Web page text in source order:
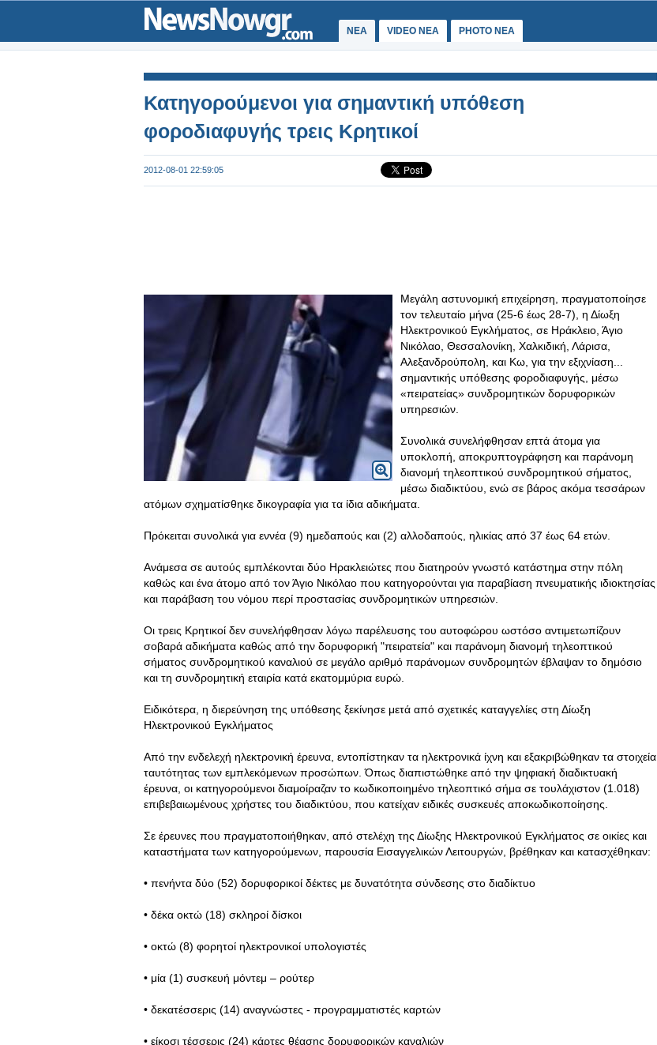
ΝΕΑ VIDEO NEA PHOTO NEA
Κατηγορούμενοι για σημαντική υπόθεση
φοροδιαφυγής τρεις Κρητικοί
2012-08-01 22:59:05
Μεγάλη αστυνομική επιχείρηση, πραγματοποίησε
τον τελευταίο μήνα (25-6 έως 28-7), η Δίωξη
Ηλεκτρονικού Εγκλήματος, σε Ηράκλειο, Άγιο
Νικόλαο, Θεσσαλονίκη, Χαλκιδική, Λάρισα,
Αλεξανδρούπολη, και Κω, για την εξιχνίαση...
σημαντικής υπόθεσης φοροδιαφυγής, μέσω
«πειρατείας» συνδρομητικών δορυφορικών
υπηρεσιών.
Συνολικά συνελήφθησαν επτά άτομα για
υποκλοπή, αποκρυπτογράφηση και παράνομη
διανομή τηλεοπτικού συνδρομητικού σήματος,
μέσω διαδικτύου, ενώ σε βάρος ακόμα τεσσάρων
ατόμων σχηματίσθηκε δικογραφία για τα ίδια αδικήματα.
Πρόκειται συνολικά για εννέα (9) ημεδαπούς και (2) αλλοδαπούς, ηλικίας από 37 έως 64 ετών.
Ανάμεσα σε αυτούς εμπλέκονται δύο Ηρακλειώτες που διατηρούν γνωστό κατάστημα στην πόλη
καθώς και ένα άτομο από τον Άγιο Νικόλαο που κατηγορούνται για παραβίαση πνευματικής ιδιοκτησίας
και παράβαση του νόμου περί προστασίας συνδρομητικών υπηρεσιών.
Οι τρεις Κρητικοί δεν συνελήφθησαν λόγω παρέλευσης του αυτοφώρου ωστόσο αντιμετωπίζουν
σοβαρά αδικήματα καθώς από την δορυφορική "πειρατεία" και παράνομη διανομή τηλεοπτικού
σήματος συνδρομητικού καναλιού σε μεγάλο αριθμό παράνομων συνδρομητών έβλαψαν το δημόσιο
και τη συνδρομητική εταιρία κατά εκατομμύρια ευρώ.
Ειδικότερα, η διερεύνηση της υπόθεσης ξεκίνησε μετά από σχετικές καταγγελίες στη Δίωξη
Ηλεκτρονικού Εγκλήματος
Από την ενδελεχή ηλεκτρονική έρευνα, εντοπίστηκαν τα ηλεκτρονικά ίχνη και εξακριβώθηκαν τα στοιχεία
ταυτότητας των εμπλεκόμενων προσώπων. Όπως διαπιστώθηκε από την ψηφιακή διαδικτυακή
έρευνα, οι κατηγορούμενοι διαμοίραζαν το κωδικοποιημένο τηλεοπτικό σήμα σε τουλάχιστον (1.018)
επιβεβαιωμένους χρήστες του διαδικτύου, που κατείχαν ειδικές συσκευές αποκωδικοποίησης.
Σε έρευνες που πραγματοποιήθηκαν, από στελέχη της Δίωξης Ηλεκτρονικού Εγκλήματος σε οικίες και
καταστήματα των κατηγορούμενων, παρουσία Εισαγγελικών Λειτουργών, βρέθηκαν και κατασχέθηκαν:
• πενήντα δύο (52) δορυφορικοί δέκτες με δυνατότητα σύνδεσης στο διαδίκτυο
• δέκα οκτώ (18) σκληροί δίσκοι
• οκτώ (8) φορητοί ηλεκτρονικοί υπολογιστές
• μία (1) συσκευή μόντεμ – ρούτερ
• δεκατέσσερις (14) αναγνώστες - προγραμματιστές καρτών
• είκοσι τέσσερις (24) κάρτες θέασης δορυφορικών καναλιών